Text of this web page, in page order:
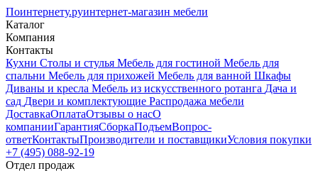
Поинтернету.руинтернет-магазин мебели
Каталог
Компания
Контакты
Кухни Столы и стулья Мебель для гостиной Мебель для
спальни Мебель для прихожей Мебель для ванной Шкафы
Диваны и кресла Мебель из искусственного ротанга Дача и
сад Двери и комплектующие Распродажа мебели
ДоставкаОплатаОтзывы о насО
компанииГарантияСборкаПодъемВопрос-
ответКонтактыПроизводители и поставщикиУсловия покупки
+7 (495) 088-92-19
Отдел продаж